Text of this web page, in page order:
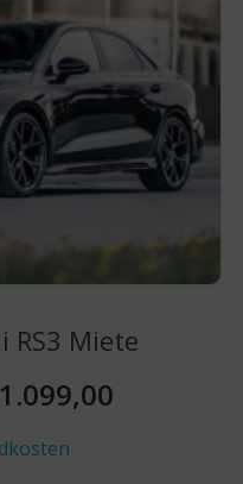
gewählt
werden
RS3 Miete
1.099,00